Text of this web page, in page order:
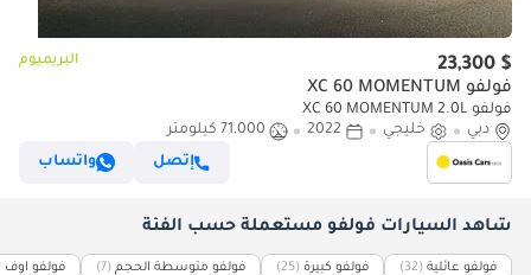
$ 23,300 البريميوم
فولفو XC 60 MOMENTUM
فولفو XC 60 MOMENTUM 2.0L
دبي
خليجي 2022
71,000 كيلومتر
إتصل
واتساب
شاهد السيارات فولفو مستعملة حسب الفئة
فولفو عائلية (32) فولفو كبيرة (25) فولفو متوسطة الحجم (7) فولفو اوف